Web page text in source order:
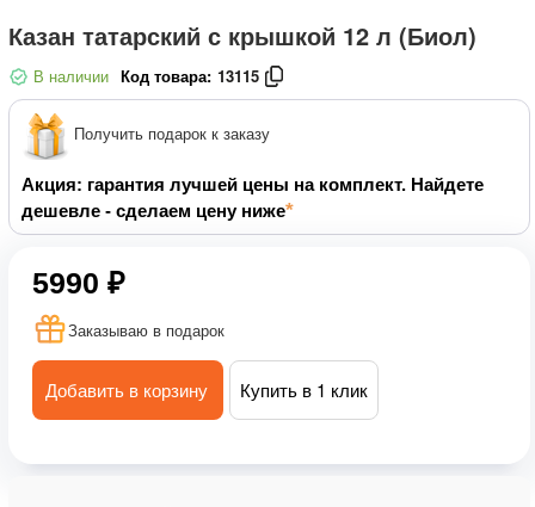
Казан татарский с крышкой 12 л (Биол)
В наличии Код товара: 13115
Получить подарок к заказу
Акция: гарантия лучшей цены на комплект. Найдете
дешевле - сделаем цену ниже
5990 ₽
Заказываю в подарок
Добавить в корзину Купить в 1 клик